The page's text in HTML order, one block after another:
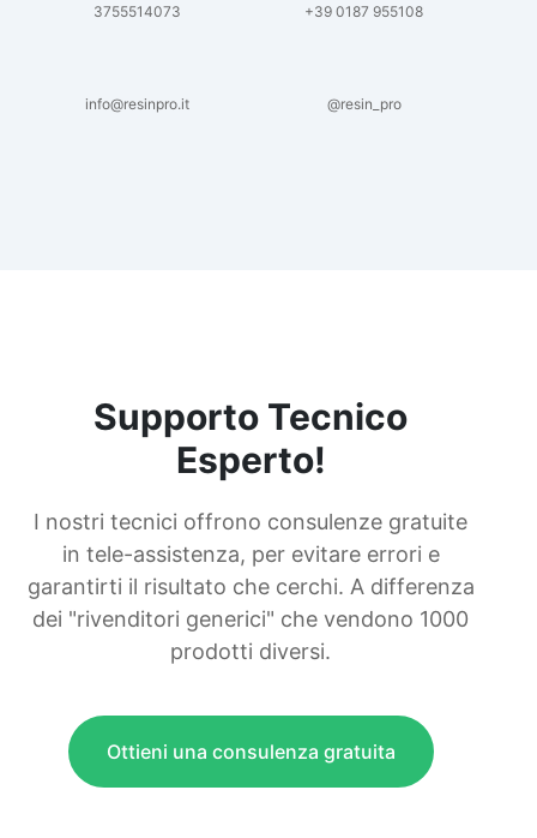
3755514073 +39 0187 955108
info@resinpro.it @resin_pro
Supporto Tecnico
Esperto!
I nostri tecnici offrono consulenze gratuite
in tele-assistenza, per evitare errori e
garantirti il risultato che cerchi. A differenza
dei "rivenditori generici" che vendono 1000
prodotti diversi.
Ottieni una consulenza gratuita